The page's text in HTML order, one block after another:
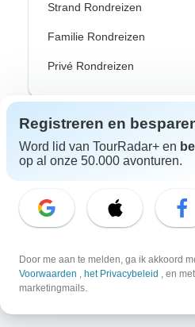
Strand Rondreizen
Familie Rondreizen
Privé Rondreizen
Excellent
Geassocieerd met
Registreren en
Word lid van TourRadar+ en
op al onze 50.000 avonturen.
Door me aan te melden, ga ik akkoord
Voorwaarden , het Privacybeleid , en
marketingmails.